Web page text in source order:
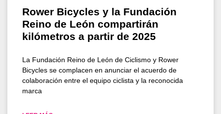
Rower Bicycles y la Fundación
Reino de León compartirán
kilómetros a partir de 2025
La Fundación Reino de León de Ciclismo y Rower
Bicycles se complacen en anunciar el acuerdo de
colaboración entre el equipo ciclista y la reconocida
marca